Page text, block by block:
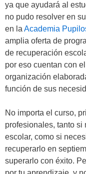
ya que ayudará al
no pudo resolver en
en la Academia
amplia oferta de
de recuperación
por eso cuentan con
organización
función de sus
No importa el curso,
profesionales, tanto si
escolar, como si
recuperarlo en
superarlo con éxito.